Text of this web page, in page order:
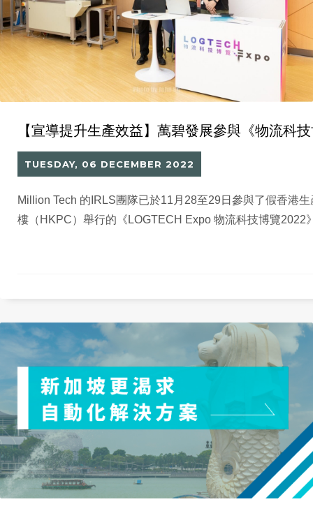
【宣導提升生產效益】萬碧發展參與《物流科
TUESDAY, 06 DECEMBER 2022
Million Tech 的IRLS團隊已於11月28至29日參與了假香港
樓（HKPC）舉行的《LOGTECH Expo 物流科技博覽2022